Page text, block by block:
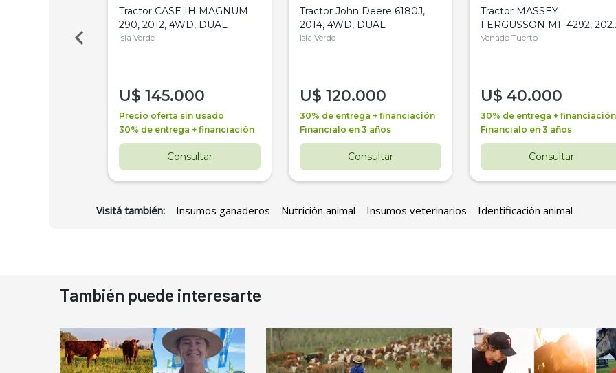
Tractor CASE IH MAGNUM
290, 2012, 4WD, DUAL
Isla Verde
U$ 145.000
Precio oferta sin usado
30% de entrega + financiación
Consultar
Tractor John Deere 6180J,
2014, 4WD, DUAL
Isla Verde
U$ 120.000
30% de entrega + financiación
Financialo en 3 años
Consultar
Tractor MASSEY
FERGUSSON MF 4292,
4WD, PATON
Venado Tuerto
U$ 40.000
30% de entrega + financiación
Financialo en 3 años
Consultar
Visitá también: Insumos ganaderos Nutrición animal Insumos veterinarios Identificación animal
También puede interesarte